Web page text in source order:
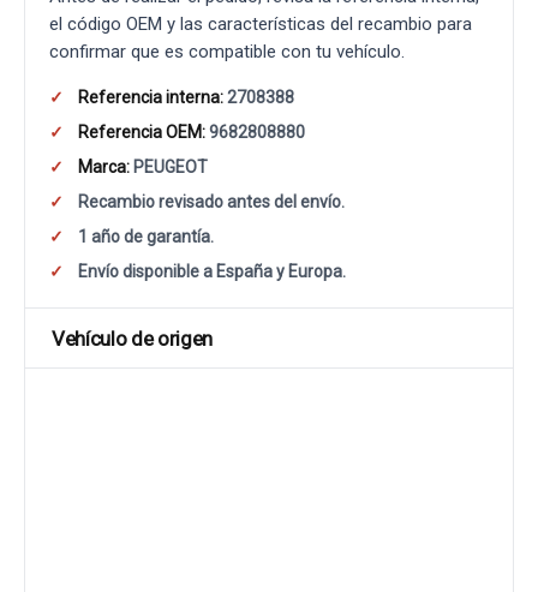
el código OEM y las características del recambio para
confirmar que es compatible con tu vehículo.
Referencia interna:2708388
Referencia OEM:9682808880
Marca: PEUGEOT
Recambio revisado antes del envío.
1 año de garantía.
Envío disponible a España y Europa.
Vehículo de origen